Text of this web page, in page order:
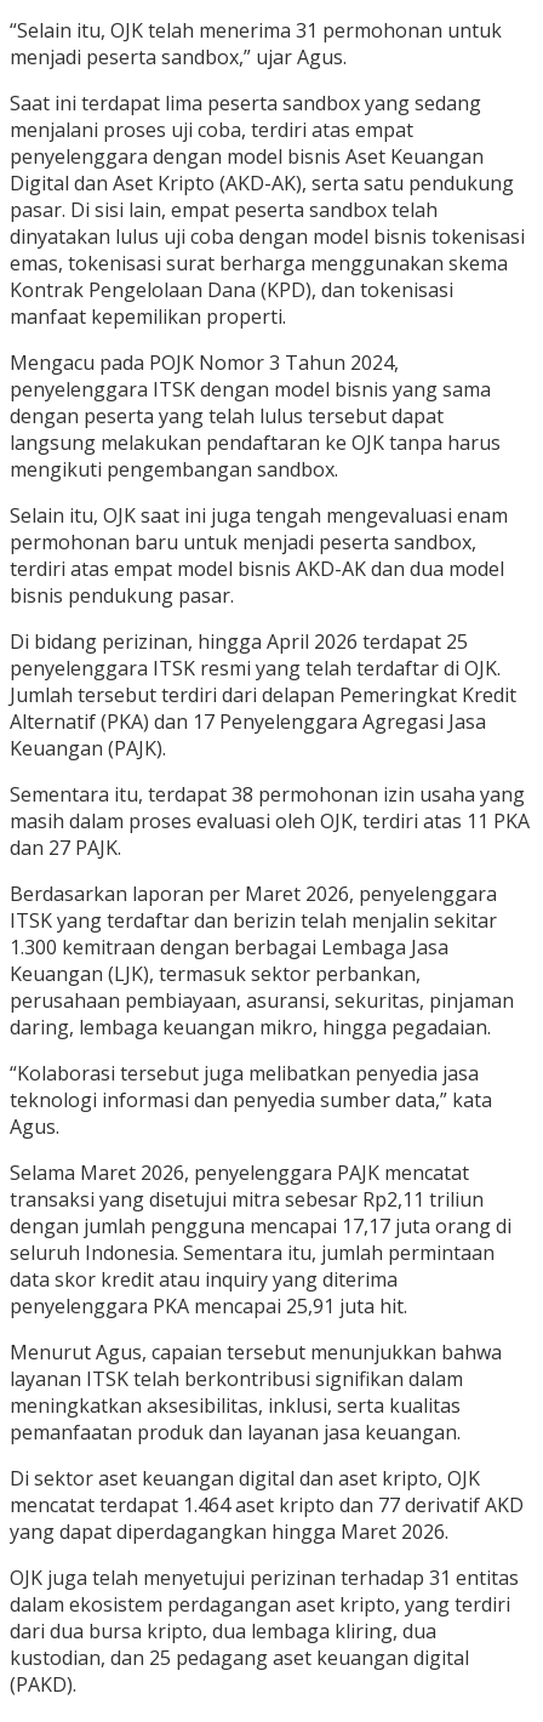
“Selain itu, OJK telah menerima 31 permohonan untuk
menjadi peserta sandbox,” ujar Agus.
Saat ini terdapat lima peserta sandbox yang sedang
menjalani proses uji coba, terdiri atas empat
penyelenggara dengan model bisnis Aset Keuangan
Digital dan Aset Kripto (AKD-AK), serta satu pendukung
pasar. Di sisi lain, empat peserta sandbox telah
dinyatakan lulus uji coba dengan model bisnis tokenisasi
emas, tokenisasi surat berharga menggunakan skema
Kontrak Pengelolaan Dana (KPD), dan tokenisasi
manfaat kepemilikan properti.
Mengacu pada POJK Nomor 3 Tahun 2024,
penyelenggara ITSK dengan model bisnis yang sama
dengan peserta yang telah lulus tersebut dapat
langsung melakukan pendaftaran ke OJK tanpa harus
mengikuti pengembangan sandbox.
Selain itu, OJK saat ini juga tengah mengevaluasi enam
permohonan baru untuk menjadi peserta sandbox,
terdiri atas empat model bisnis AKD-AK dan dua model
bisnis pendukung pasar.
Di bidang perizinan, hingga April 2026 terdapat 25
penyelenggara ITSK resmi yang telah terdaftar di OJK.
Jumlah tersebut terdiri dari delapan Pemeringkat Kredit
Alternatif (PKA) dan 17 Penyelenggara Agregasi Jasa
Keuangan (PAJK).
Sementara itu, terdapat 38 permohonan izin usaha yang
masih dalam proses evaluasi oleh OJK, terdiri atas 11 PKA
dan 27 PAJK.
Berdasarkan laporan per Maret 2026, penyelenggara
ITSK yang terdaftar dan berizin telah menjalin sekitar
1.300 kemitraan dengan berbagai Lembaga Jasa
Keuangan (LJK), termasuk sektor perbankan,
perusahaan pembiayaan, asuransi, sekuritas, pinjaman
daring, lembaga keuangan mikro, hingga pegadaian.
“Kolaborasi tersebut juga melibatkan penyedia jasa
teknologi informasi dan penyedia sumber data,” kata
Agus.
Selama Maret 2026, penyelenggara PAJK mencatat
transaksi yang disetujui mitra sebesar Rp2,11 triliun
dengan jumlah pengguna mencapai 17,17 juta orang di
seluruh Indonesia. Sementara itu, jumlah permintaan
data skor kredit atau inquiry yang diterima
penyelenggara PKA mencapai 25,91 juta hit.
Menurut Agus, capaian tersebut menunjukkan bahwa
layanan ITSK telah berkontribusi signifikan dalam
meningkatkan aksesibilitas, inklusi, serta kualitas
pemanfaatan produk dan layanan jasa keuangan.
Di sektor aset keuangan digital dan aset kripto, OJK
mencatat terdapat 1.464 aset kripto dan 77 derivatif AKD
yang dapat diperdagangkan hingga Maret 2026.
OJK juga telah menyetujui perizinan terhadap 31 entitas
dalam ekosistem perdagangan aset kripto, yang terdiri
dari dua bursa kripto, dua lembaga kliring, dua
kustodian, dan 25 pedagang aset keuangan digital
(PAKD).